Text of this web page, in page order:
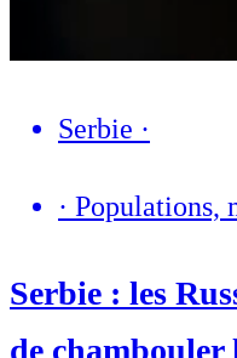
Serbie ·
· Populations,
Serbie : les
de chambouler